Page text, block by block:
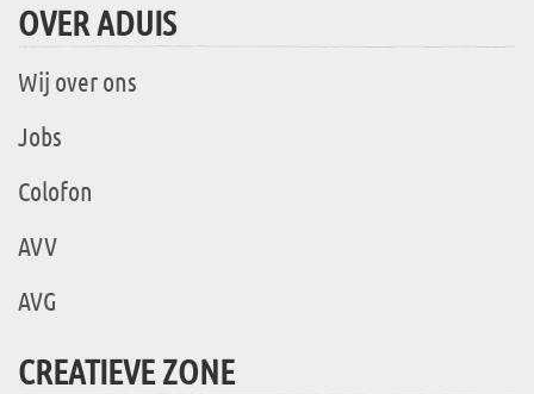
OVER ADUIS
Wij over ons
Jobs
Colofon
AVV
AVG
CREATIEVE ZONE